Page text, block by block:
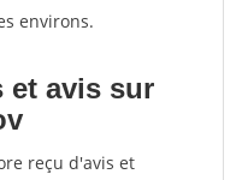
environs.
et avis sur
reçu d'avis et